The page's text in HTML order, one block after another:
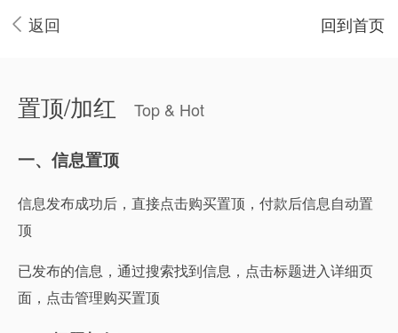
返回 回到首页
置顶/加红 Top & Hot
一、信息置顶
信息发布成功后，直接点击购买置顶，付款后信息自动置
顶
已发布的信息，通过搜索找到信息，点击标题进入详细页
面，点击管理购买置顶